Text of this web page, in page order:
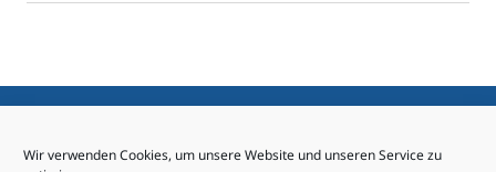
Wir verwenden Cookies, um unsere Website und unseren Service zu